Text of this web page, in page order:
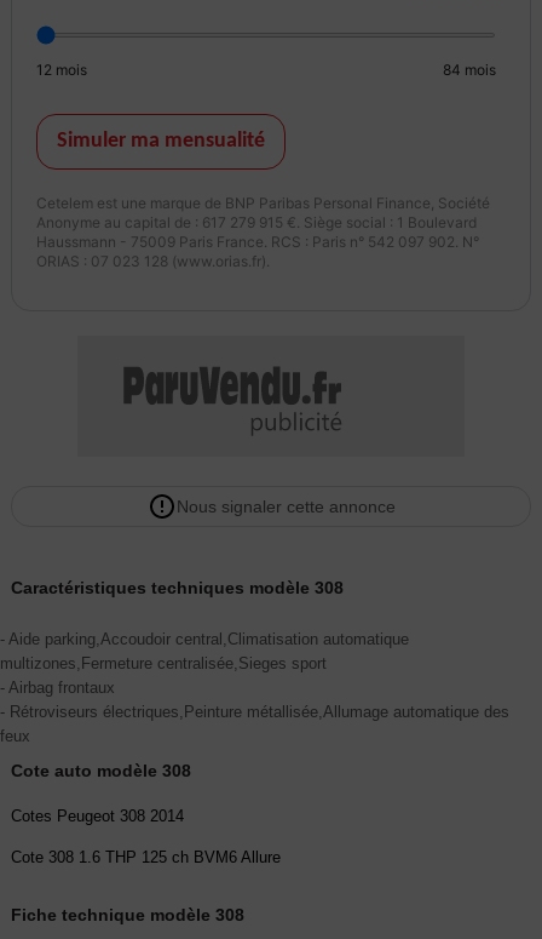
12 mois 84 mois
Simuler ma mensualité
Cetelem est une marque de BNP Paribas Personal Finance, Société
Anonyme au capital de : 617 279 915 €. Siège social : 1 Boulevard
Haussmann - 75009 Paris France. RCS : Paris n° 542 097 902. N°
ORIAS : 07 023 128 (www.orias.fr).
Nous signaler cette annonce
Caractéristiques techniques modèle 308
- Aide parking,Accoudoir central,Climatisation automatique
multizones,Fermeture centralisée,Sieges sport
- Airbag frontaux
- Rétroviseurs électriques,Peinture métallisée,Allumage automatique des
feux
Cote auto modèle 308
Cotes Peugeot 308 2014
Cote 308 1.6 THP 125 ch BVM6 Allure
Fiche technique modèle 308